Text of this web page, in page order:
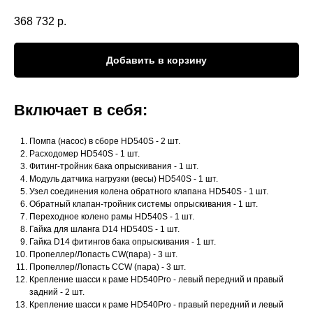
368 732 р.
Добавить в корзину
Включает в себя:
Помпа (насос) в сборе HD540S - 2 шт.
Расходомер HD540S - 1 шт.
Фитинг-тройник бака опрыскивания - 1 шт.
Модуль датчика нагрузки (весы) HD540S - 1 шт.
Узел соединения колена обратного клапана HD540S - 1 шт.
Обратный клапан-тройник системы опрыскивания - 1 шт.
Переходное колено рамы HD540S - 1 шт.
Гайка для шланга D14 HD540S - 1 шт.
Гайка D14 фитингов бака опрыскивания - 1 шт.
Пропеллер/Лопасть CW(пара) - 3 шт.
Пропеллер/Лопасть CCW (пара) - 3 шт.
Крепление шасси к раме HD540Pro - левый передний и правый
задний - 2 шт.
Крепление шасси к раме HD540Pro - правый передний и левый